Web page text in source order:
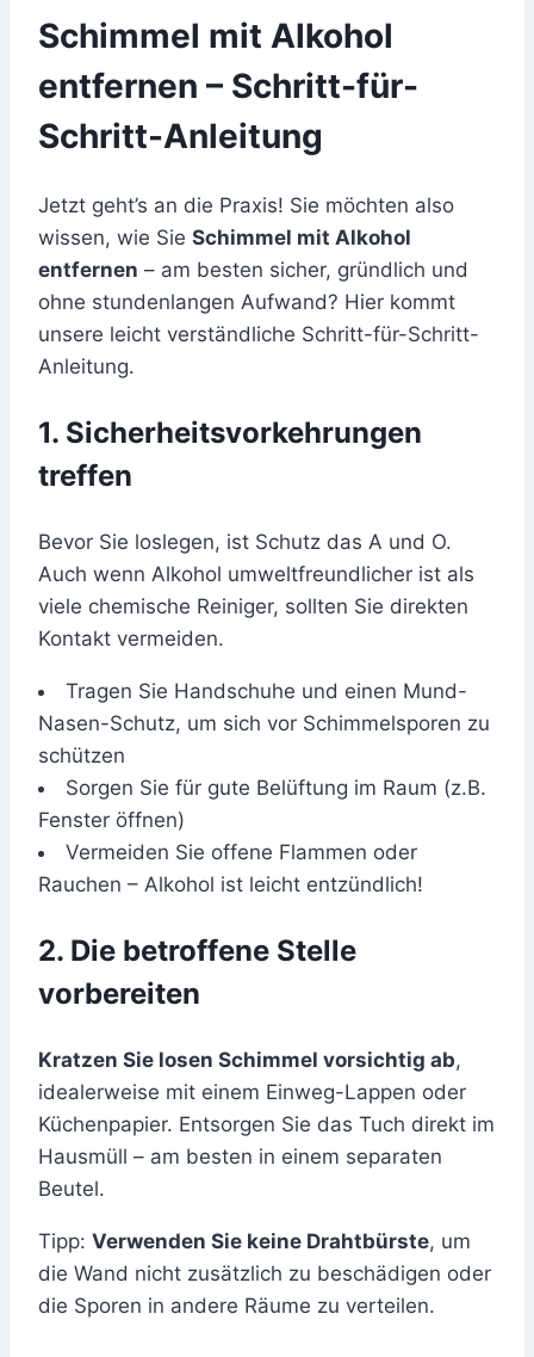
Schimmel mit Alkohol
entfernen – Schritt-für-
Schritt-Anleitung
Jetzt geht’s an die Praxis! Sie möchten also
wissen, wie Sie Schimmel mit Alkohol
entfernen – am besten sicher, gründlich und
ohne stundenlangen Aufwand? Hier kommt
unsere leicht verständliche Schritt-für-Schritt-
Anleitung.
1. Sicherheitsvorkehrungen
treffen
Bevor Sie loslegen, ist Schutz das A und O.
Auch wenn Alkohol umweltfreundlicher ist als
viele chemische Reiniger, sollten Sie direkten
Kontakt vermeiden.
Tragen Sie Handschuhe und einen Mund-
Nasen-Schutz, um sich vor Schimmelsporen zu
schützen
Sorgen Sie für gute Belüftung im Raum (z.B.
Fenster öffnen)
Vermeiden Sie offene Flammen oder
Rauchen – Alkohol ist leicht entzündlich!
2. Die betroffene Stelle
vorbereiten
Kratzen Sie losen Schimmel vorsichtig ab,
idealerweise mit einem Einweg-Lappen oder
Küchenpapier. Entsorgen Sie das Tuch direkt im
Hausmüll – am besten in einem separaten
Beutel.
Tipp: Verwenden Sie keine Drahtbürste, um
die Wand nicht zusätzlich zu beschädigen oder
die Sporen in andere Räume zu verteilen.